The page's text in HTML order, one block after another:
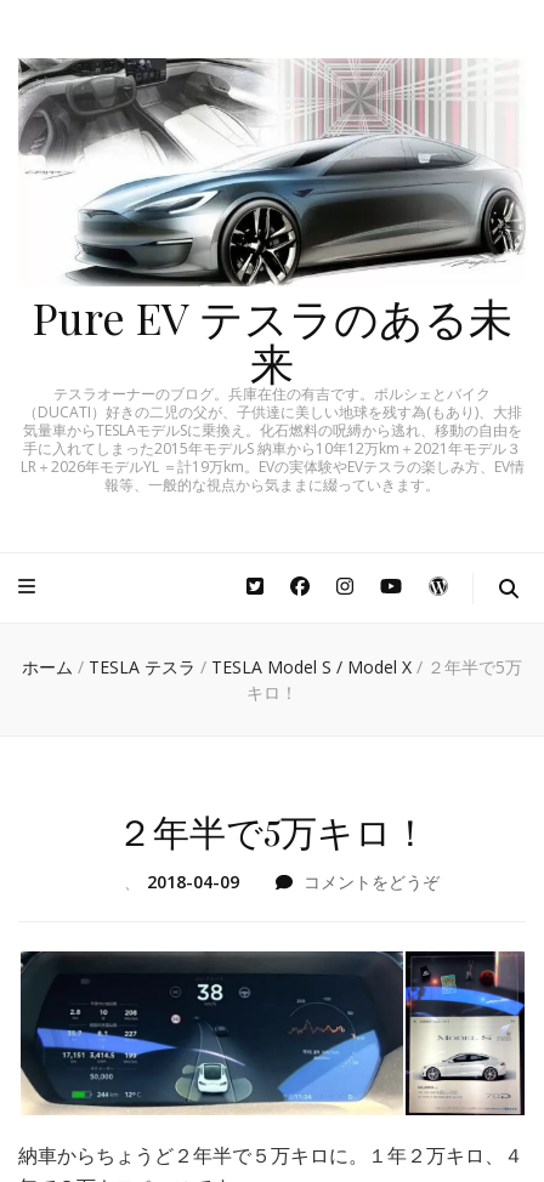
Pure EV テスラのある未
来
テスラオーナーのブログ。兵庫在住の有吉です。ポルシェとバイク
（DUCATI）好きの二児の父が、子供達に美しい地球を残す為(もあり)、大排
気量車からTESLAモデルSに乗換え。化石燃料の呪縛から逃れ、移動の自由を
手に入れてしまった2015年モデルS 納車から10年12万km＋2021年モデル３
LR＋2026年モデルYL ＝計19万km。EVの実体験やEVテスラの楽しみ方、EV情
報等、一般的な視点から気ままに綴っていきます。
ホーム / TESLA テスラ / TESLA Model S / Model X / ２年半で5万
キロ！
２年半で5万キロ！
、 2018-04-09 コメントをどうぞ(２
で
5
万
キ
ロ！)
納車からちょうど２年半で５万キロに。１年２万キロ、４